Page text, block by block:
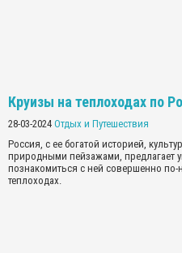
Круизы на теплоходах по
28-03-2024 Отдых и Путешествия
Россия, с ее богатой историей,
природными пейзажами, предлагает
познакомиться с ней совершенно по-
теплоходах.